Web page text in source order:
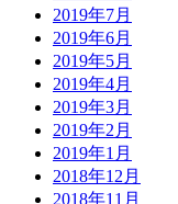
2019年7月
2019年6月
2019年5月
2019年4月
2019年3月
2019年2月
2019年1月
2018年12月
2018年11月